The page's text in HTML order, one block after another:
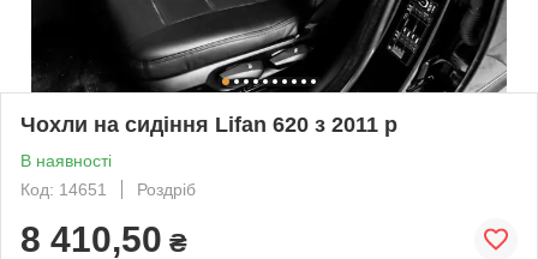
Чохли на сидіння Lifan 620 з 2011 р
В наявності
Код: 14651
Роздріб
8 410,50 ₴